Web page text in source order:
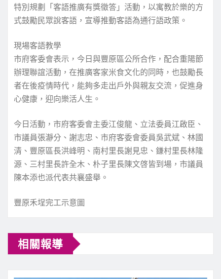
特別規劃「客語推廣有獎徵答」活動，以寓教於樂的方
式鼓勵民眾說客語，宣導推動客語為通行語政策。
現場客語教學
市府客委會表示，今日與豐原區公所合作，配合重陽節
辦理聯誼活動，在推廣客家米食文化的同時，也鼓勵長
者在後疫情時代，能夠多走出戶外與親友交流，促進身
心健康，迎向樂活人生。
今日活動，市府客委會主委江俊龍、立法委員江啟臣、
市議員張瀞分、謝志忠、市府客委會委員吳武斌、林國
清、豐原區長洪峰明、南村里長謝見忠、鎌村里長林隆
源、三村里長許全木、朴子里長陳文啓皆到場，市議員
陳本添也派代表共襄盛舉。
豐原禾埕完工示意圖
相關報導